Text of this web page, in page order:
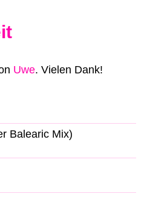
Uwe. Vielen Dank!
Balearic Mix)